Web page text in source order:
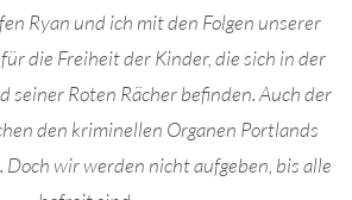
Ryan und ich mit den Folgen unserer
die Freiheit der Kinder, die sich in der
seiner Roten Rächer befinden. Auch der
den kriminellen Organen Portlands
wir werden nicht aufgeben, bis alle